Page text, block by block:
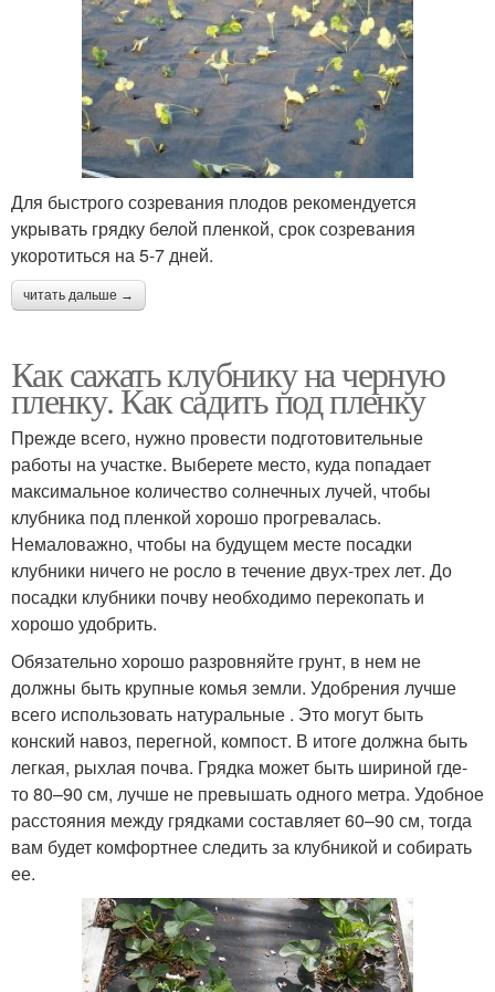
Для быстрого созревания плодов рекомендуется
укрывать грядку белой пленкой, срок созревания
укоротиться на 5-7 дней.
читать дальше →
Как сажать клубнику на черную
пленку. Как садить под пленку
Прежде всего, нужно провести подготовительные
работы на участке. Выберете место, куда попадает
максимальное количество солнечных лучей, чтобы
клубника под пленкой хорошо прогревалась.
Немаловажно, чтобы на будущем месте посадки
клубники ничего не росло в течение двух-трех лет. До
посадки клубники почву необходимо перекопать и
хорошо удобрить.
Обязательно хорошо разровняйте грунт, в нем не
должны быть крупные комья земли. Удобрения лучше
всего использовать натуральные . Это могут быть
конский навоз, перегной, компост. В итоге должна быть
легкая, рыхлая почва. Грядка может быть шириной где-
то 80–90 см, лучше не превышать одного метра. Удобное
расстояния между грядками составляет 60–90 см, тогда
вам будет комфортнее следить за клубникой и собирать
ее.